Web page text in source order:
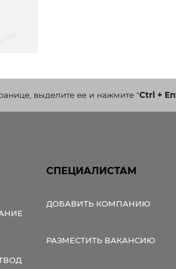
выделите ее и нажмите"Ctrl +
СПЕЦИАЛИСТАМ
ДОБАВИТЬ КОМПАНИЮ
РАЗМЕСТИТЬ ВАКАНСИЮ